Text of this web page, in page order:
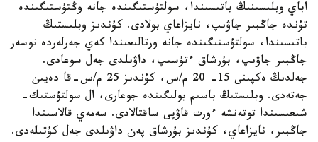
اباي وبلىسىنىڭ باتىسىندا، سولتۇستىگىندە جانە وڭتۇستىگىندە
تۇندە جاڭبىر جاۋىپ، نايزاعاي بولادى. كۇندىز وبلىستىڭ
باتىسىندا، سولتۇستىگىندە جانە ورتالىعىندا كەي جەرلەردە نوسەر
جاڭبىر جاۋىپ، بۇرشاق ءتۇسىپ، داۋىلدى جەل سوعادى.
جەلدىڭ ەكپىنى 15- 20 م/س، كۇندىز 25 م/س-قا دەيىن
جەتەدى. وبلىستىڭ باسىم بولىگىندە جوعارى، ال سولتۇستىك-
شىعىسىندا توتەنشە ءورت قاۋپى ساقتالادى. سەمەي قالاسىندا
جاڭبىر، نايزاعاي، كۇندىز بۇرشاق پەن داۋىلدى جەل كۇتىلەدى.